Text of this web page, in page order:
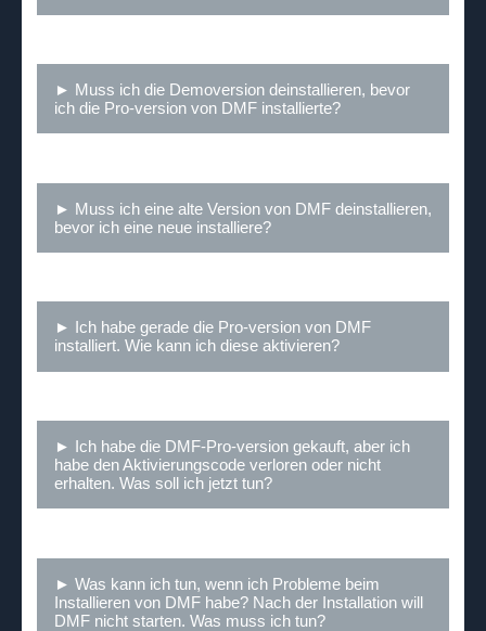
► Muss ich die Demoversion deinstallieren, bevor
ich die Pro-version von DMF installierte?
► Muss ich eine alte Version von DMF deinstallieren,
bevor ich eine neue installiere?
► Ich habe gerade die Pro-version von DMF
installiert. Wie kann ich diese aktivieren?
► Ich habe die DMF-Pro-version gekauft, aber ich
habe den Aktivierungscode verloren oder nicht
erhalten. Was soll ich jetzt tun?
► Was kann ich tun, wenn ich Probleme beim
Installieren von DMF habe? Nach der Installation will
DMF nicht starten. Was muss ich tun?